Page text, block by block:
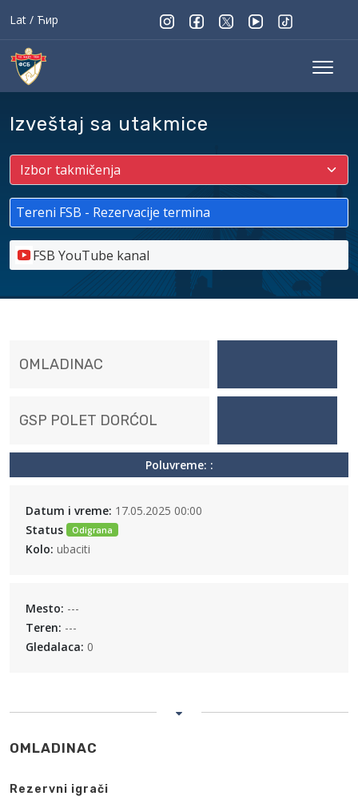
Lat / Ћир
Izveštaj sa utakmice
Tereni FSB - Rezervacije termina
FSB YouTube kanal
OMLADINAC
GSP POLET DORĆOL
Poluvreme: :
Datum i vreme: 17.05.2025 00:00
Status
Odigrana
Kolo: ubaciti
Mesto: ---
Teren: ---
Gledalaca: 0
OMLADINAC
Rezervni igrači